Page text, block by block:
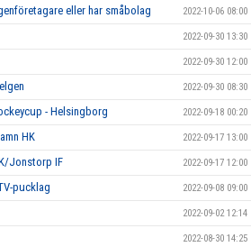
eller har småbolag 2022-10-06 08:00
2022-09-30 13:30
2022-09-30 12:00
2022-09-30 08:30
- Helsingborg 2022-09-18 00:20
HK 2022-09-17 13:00
Jonstorp IF 2022-09-17 12:00
pucklag 2022-09-08 09:00
2022-09-02 12:14
2022-08-30 14:25